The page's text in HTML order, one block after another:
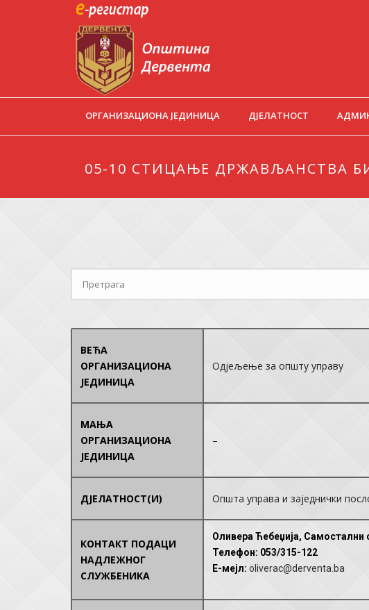
ОРГАНИЗАЦИОНА ЈЕДИНИЦА ДЈЕЛАТНОСТ
05-10 СТИЦАЊЕ ДРЖАВЉАНСТВА
ВЕЋА
ОРГАНИЗАЦИОНА
ЈЕДИНИЦА
Одјељење за општу управу
МАЊА
ОРГАНИЗАЦИОНА
ЈЕДИНИЦА
–
ДЈЕЛАТНОСТ(И) Општа управа и заједнички
КОНТАКТ ПОДАЦИ
НАДЛЕЖНОГ
СЛУЖБЕНИКА
Оливера Ћебеџија, Самостални
Телефон: 053/315-122
E-мејл: oliverac@derventa.ba